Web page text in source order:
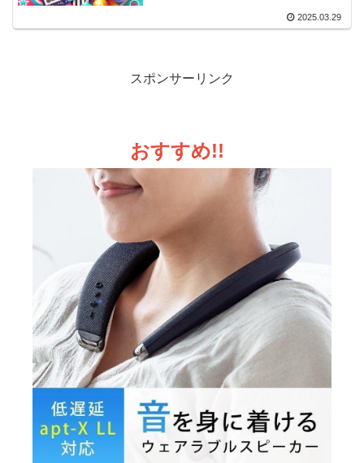
2025.03.29
スポンサーリンク
おすすめ!!